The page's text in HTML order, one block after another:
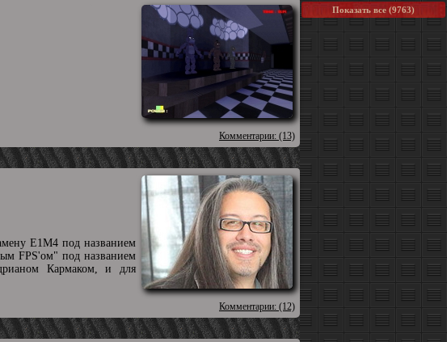
Комментарии: (13)
E1M4 под названием
FPS'ом" под названием
Кармаком, и для
Комментарии: (12)
Показать все (9763)